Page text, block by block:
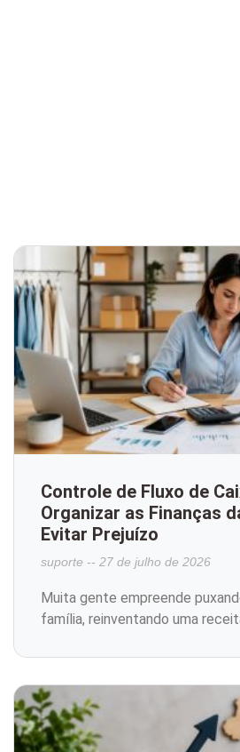
Controle de Fluxo de
Organizar as Finanças
Evitar Prejuízo
suporte 27 de julho de 2026
Muita gente empreende
família, reinventando uma